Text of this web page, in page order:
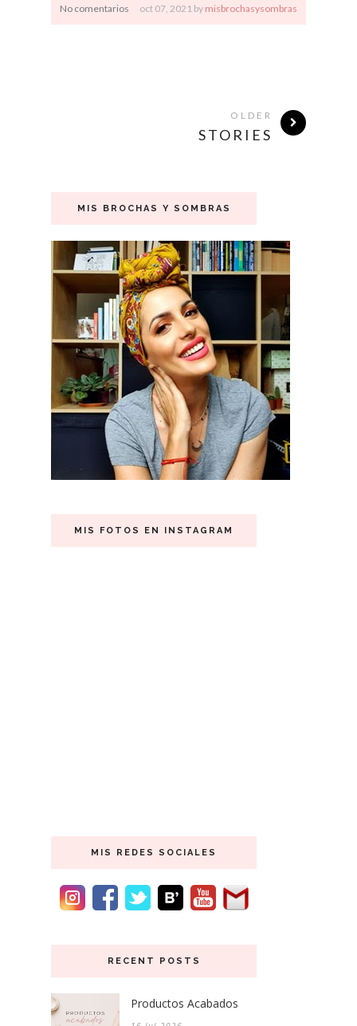
No comentarios oct 07, 2021 by misbrochasysombras
OLDER
STORIES
MIS BROCHAS Y SOMBRAS
MIS FOTOS EN INSTAGRAM
MIS REDES SOCIALES
RECENT POSTS
Productos Acabados